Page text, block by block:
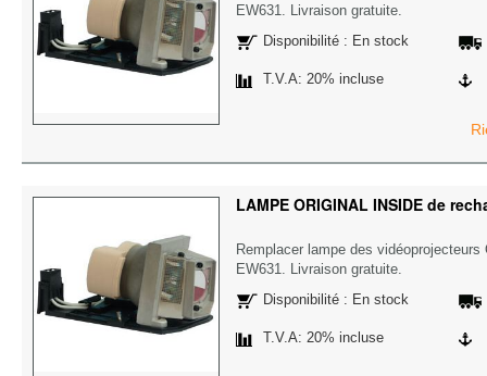
EW631. Livraison gratuite.
Disponibilité : En stock
T.V.A: 20% incluse
LAMPE ORIGINAL INSIDE de
Remplacer lampe des vidéoprojecteurs
EW631. Livraison gratuite.
Disponibilité : En stock
T.V.A: 20% incluse